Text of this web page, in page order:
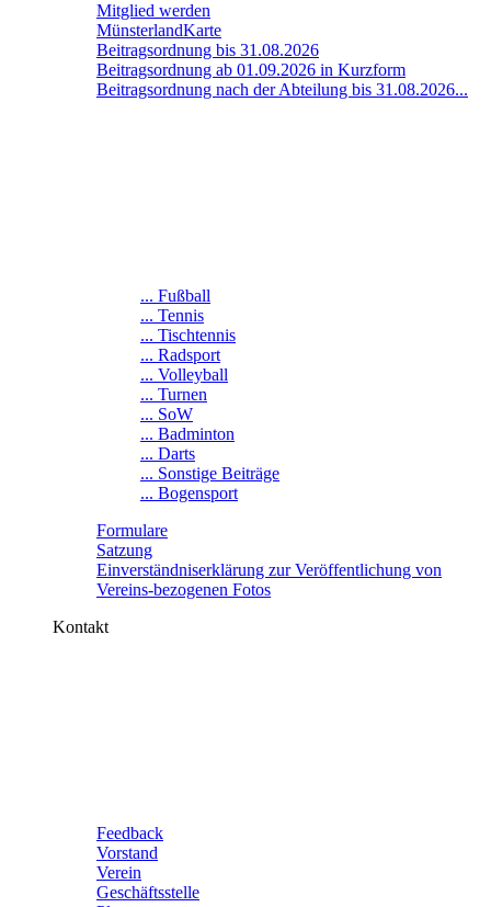
Mitglied werden
MünsterlandKarte
Beitragsordnung bis 31.08.2026
Beitragsordnung ab 01.09.2026 in Kurzform
Beitragsordnung nach der Abteilung bis 31.08.2026...
... Fußball
... Tennis
... Tischtennis
... Radsport
... Volleyball
... Turnen
... SoW
... Badminton
... Darts
... Sonstige Beiträge
... Bogensport
Formulare
Satzung
Einverständniserklärung zur Veröffentlichung von
Vereins-bezogenen Fotos
Kontakt
Feedback
Vorstand
Verein
Geschäftsstelle